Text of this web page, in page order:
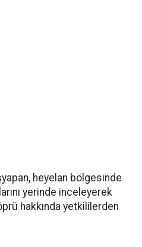
heyelan bölgesinde
yerinde inceleyerek
hakkında yetkililerden